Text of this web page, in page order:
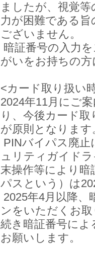
ましたが、視覚
力が困難である
ございません。
暗証番号の入力
がいをお持ちの
<カード取り扱い
2024年11月にご
り、今後カード
が原則となります
PINバイパス廃
ュリティガイド
末操作等により
パスという）は
2025年4月以降
ンをいただくお
続き暗証番号に
お願いします。